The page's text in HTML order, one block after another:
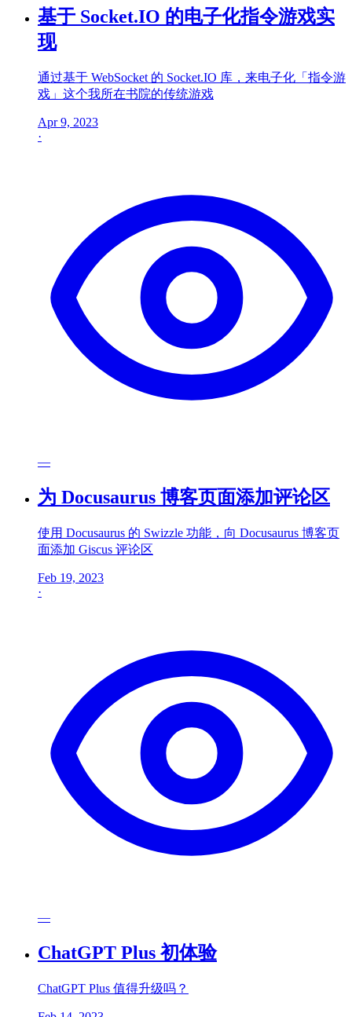
基于 Socket.IO 的电子化指令游戏实
现
通过基于 WebSocket 的 Socket.IO 库，来电子化「指令游
戏」这个我所在书院的传统游戏
Apr 9, 2023
·
—
为 Docusaurus 博客页面添加评论区
使用 Docusaurus 的 Swizzle 功能，向 Docusaurus 博客页
面添加 Giscus 评论区
Feb 19, 2023
·
—
ChatGPT Plus 初体验
ChatGPT Plus 值得升级吗？